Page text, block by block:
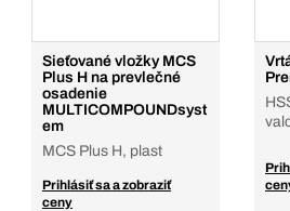
Sieťované vložky MCS
Plus H na prevlečné
osadenie
MULTICOMPOUNDsyst
em
MCS Plus H, plast
Prihlásiť sa a zobraziť
ceny